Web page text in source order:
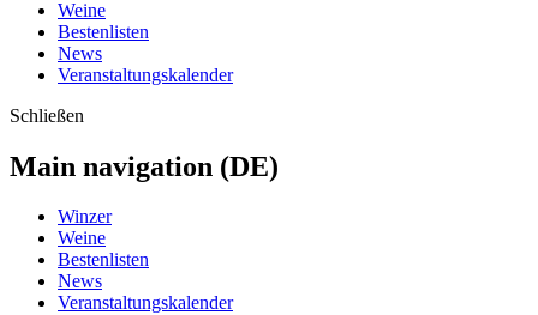
Weine
Bestenlisten
News
Veranstaltungskalender
Schließen
Main navigation (DE)
Winzer
Weine
Bestenlisten
News
Veranstaltungskalender